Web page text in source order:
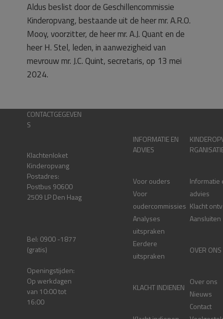
Aldus beslist door de Geschillencommissie
Kinderopvang, bestaande uit de heer mr. A.R.O.
Mooy, voorzitter, de heer mr. A.J. Quant en de
heer H. Stel, leden, in aanwezigheid van
mevrouw mr. J.C. Quint, secretaris, op 13 mei
2024.
CONTACTGEGEVEN
S
Klachtenloket
Kinderopvang
Postadres:
Postbus 90600
2509 LP Den Haag
Bel: 0900 -1877
(gratis)
Openingstijden:
Op werkdagen
van 10:00 tot
16:00
INFORMATIE EN
ADVIES
Voor ouders
Voor
oudercommissies
Analyses
uitspraken
Eerdere
uitspraken
KLACHT INDIENEN
Informatie
advies
Klacht
Aansluiten
OVER ONS
Over ons
Nieuws
Contact